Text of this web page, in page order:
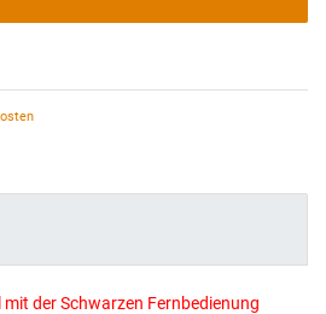
der Schwarzen Fernbedienung